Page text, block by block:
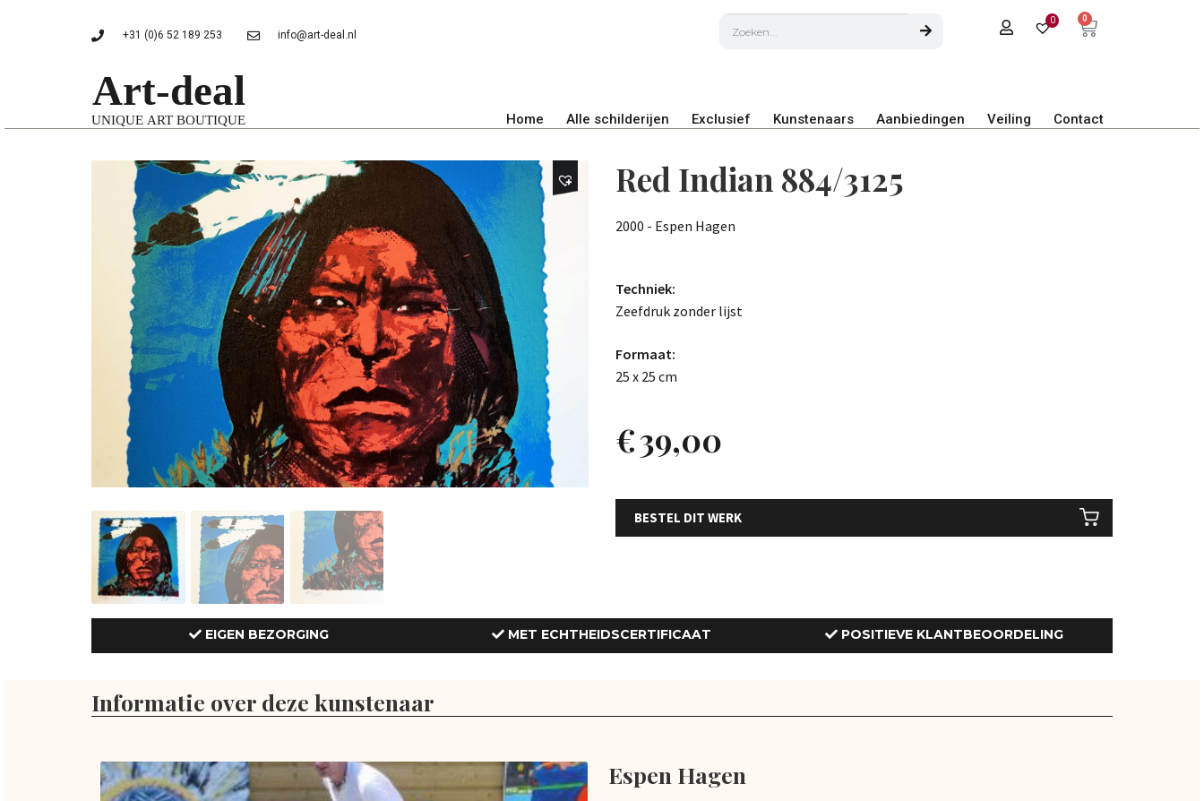
+31 (0)6 52 189 253 info@art-deal.nl
0 0
Home Alle schilderijen Exclusief Kunstenaars Aanbiedingen Veiling Contact
Red Indian 884/3125
2000 - Espen Hagen
Techniek:
Zeefdruk zonder lijst
Formaat:
25 x 25 cm
€39,00
BESTEL DIT WERK
EIGEN BEZORGING MET ECHTHEIDSCERTIFICAAT POSITIEVE KLANTBEOORDELING
Informatie over deze kunstenaar
Espen Hagen